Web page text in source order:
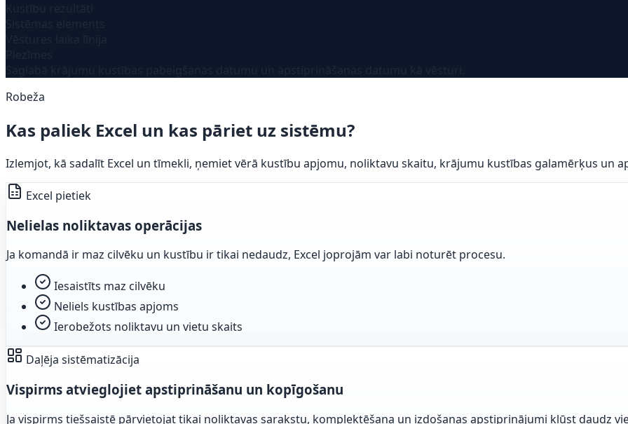
Robeža
Kas paliek Excel un kas pāriet uz sistēmu?
Izlemjot, kā sadalīt Excel un tīmekli, ņemiet vērā kustību apjomu, noliktavu skaitu, krājumu kustības galamērķus un
Excel pietiek
Nelielas noliktavas operācijas
Ja komandā ir maz cilvēku un kustību ir tikai nedaudz, Excel joprojām var labi noturēt procesu.
Iesaistīts maz cilvēku
Neliels kustības apjoms
Ierobežots noliktavu un vietu skaits
Daļēja sistēmatizācija
Vispirms atvieglojiet apstiprināšanu un kopīgošanu
Ja vispirms tiešsaistē pārvietojat tikai noliktavas sarakstu, komplektēšana un izdošanas apstiprinājumi kļūst daudz